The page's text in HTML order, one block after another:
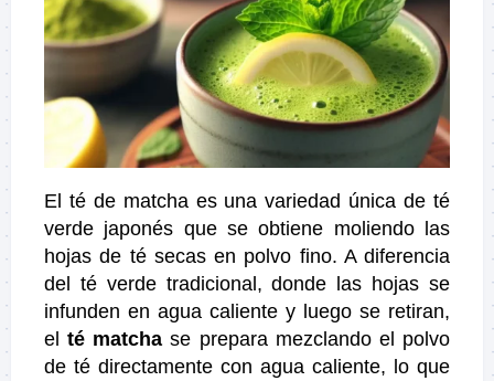
El té de matcha es una variedad única de té
verde japonés que se obtiene moliendo las
hojas de té secas en polvo fino. A diferencia
del té verde tradicional, donde las hojas se
infunden en agua caliente y luego se retiran,
elté matcha se prepara mezclando el polvo
de té directamente con agua caliente, lo que